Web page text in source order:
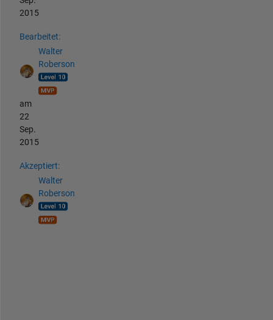
2015
Bearbeitet:
Walter
Roberson
am
22
Sep.
2015
Akzeptiert:
Walter
Roberson